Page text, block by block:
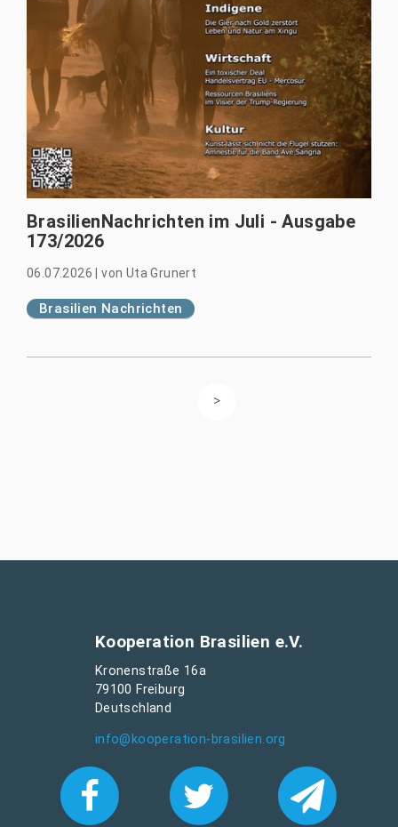
BrasilienNachrichten im Juli - Ausgabe
173/2026
06.07.2026 |von Uta Grunert
Brasilien Nachrichten
Kooperation Brasilien e.V.
Kronenstraße 16a
79100 Freiburg
Deutschland
info@kooperation-brasilien.org